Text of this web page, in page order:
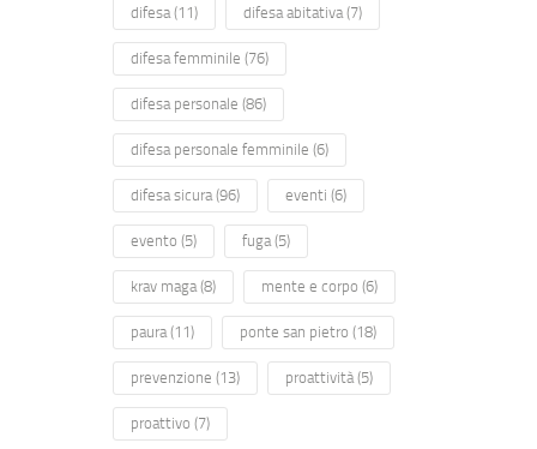
difesa(11) difesa abitativa(7)
difesa femminile (76)
difesa personale (86)
difesa personale femminile (6)
difesa sicura(96) eventi (6)
evento (5) fuga(5)
krav maga(8) mente e corpo (6)
paura(11) ponte san pietro (18)
prevenzione (13) proattività(5)
proattivo (7)